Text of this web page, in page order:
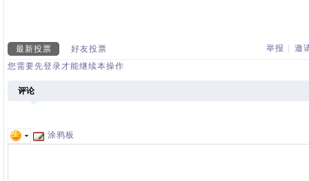
举报 邀
最新投票
好友投票
您需要先登录才能继续本操作
评论
涂鸦板